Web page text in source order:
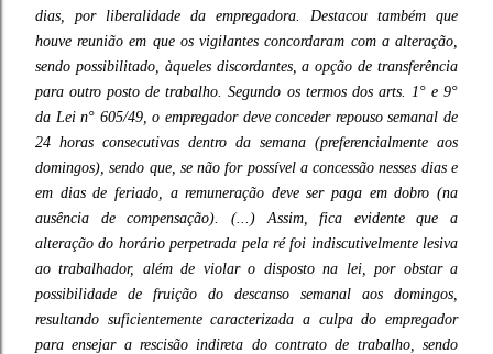
dias, por liberalidade da empregadora. Destacou também que
houve reunião em que os vigilantes concordaram com a alteração,
sendo possibilitado, àqueles discordantes, a opção de transferência
para outro posto de trabalho. Segundo os termos dos arts. 1° e 9°
da Lei n° 605/49, o empregador deve conceder repouso semanal de
24 horas consecutivas dentro da semana (preferencialmente aos
domingos), sendo que, se não for possível a concessão nesses dias e
em dias de feriado, a remuneração deve ser paga em dobro (na
ausência de compensação). (...) Assim, fica evidente que a
alteração do horário perpetrada pela ré foi indiscutivelmente lesiva
ao trabalhador, além de violar o disposto na lei, por obstar a
possibilidade de fruição do descanso semanal aos domingos,
resultando suficientemente caracterizada a culpa do empregador
para ensejar a rescisão indireta do contrato de trabalho, sendo